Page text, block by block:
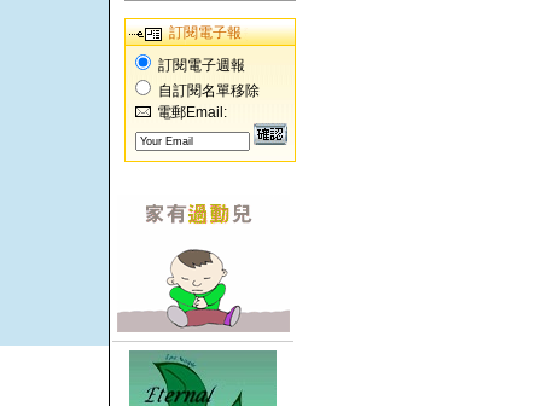
訂閱電子報
訂閱電子週報
自訂閱名單移除
電郵Email: